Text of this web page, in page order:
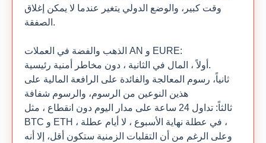
وقت كبير، والوضع الدولي يتغير عندما لا يمكن إغلاق
الصفقة.
الذهب والفضة في العملات AN و EURE:
أولاً ، المال في الثانية ، دون مخاطر أمنية رئيسية.
ثانياً، رسوم المعالجة والفائدة على الرافعة المالية على
هذين النوعين من الرسوم، والرسوم شفافة
ثالثاً: تداول 24 ساعة على مدار اليوم دون انقطاع ، مثل
BTC و ETH ، في عطلة نهاية الأسبوع ، لا أيام عطلة ،
وعلى الرغم من أن التقلبات الزمنية ستكون أقل، إلا أنه